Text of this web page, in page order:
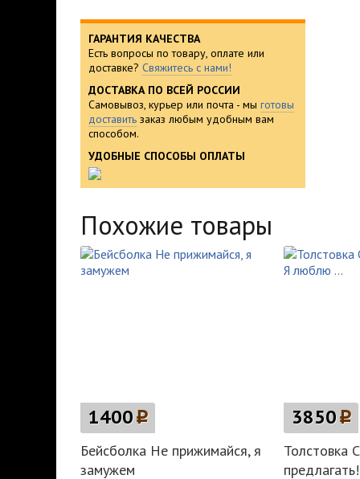
ГАРАНТИЯ КАЧЕСТВА
Есть вопросы по товару, оплате или
доставке? Свяжитесь с нами!
ДОСТАВКА ПО ВСЕЙ РОССИИ
Самовывоз, курьер или почта - мы готовы
доставить заказ любым удобным вам
способом.
УДОБНЫЕ СПОСОБЫ ОПЛАТЫ
Похожие товары
1400p
Бейсболка Не прижимайся, я
замужем
3850p
Толстовка